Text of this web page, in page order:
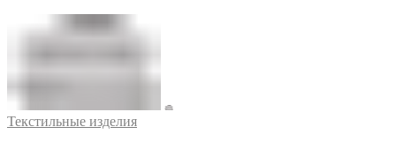
Текстильные изделия